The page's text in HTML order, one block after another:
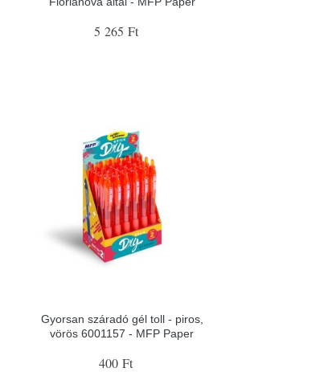
5 265 Ft
Gyorsan száradó gél toll - piros,
vörös 6001157 - MFP Paper
400 Ft